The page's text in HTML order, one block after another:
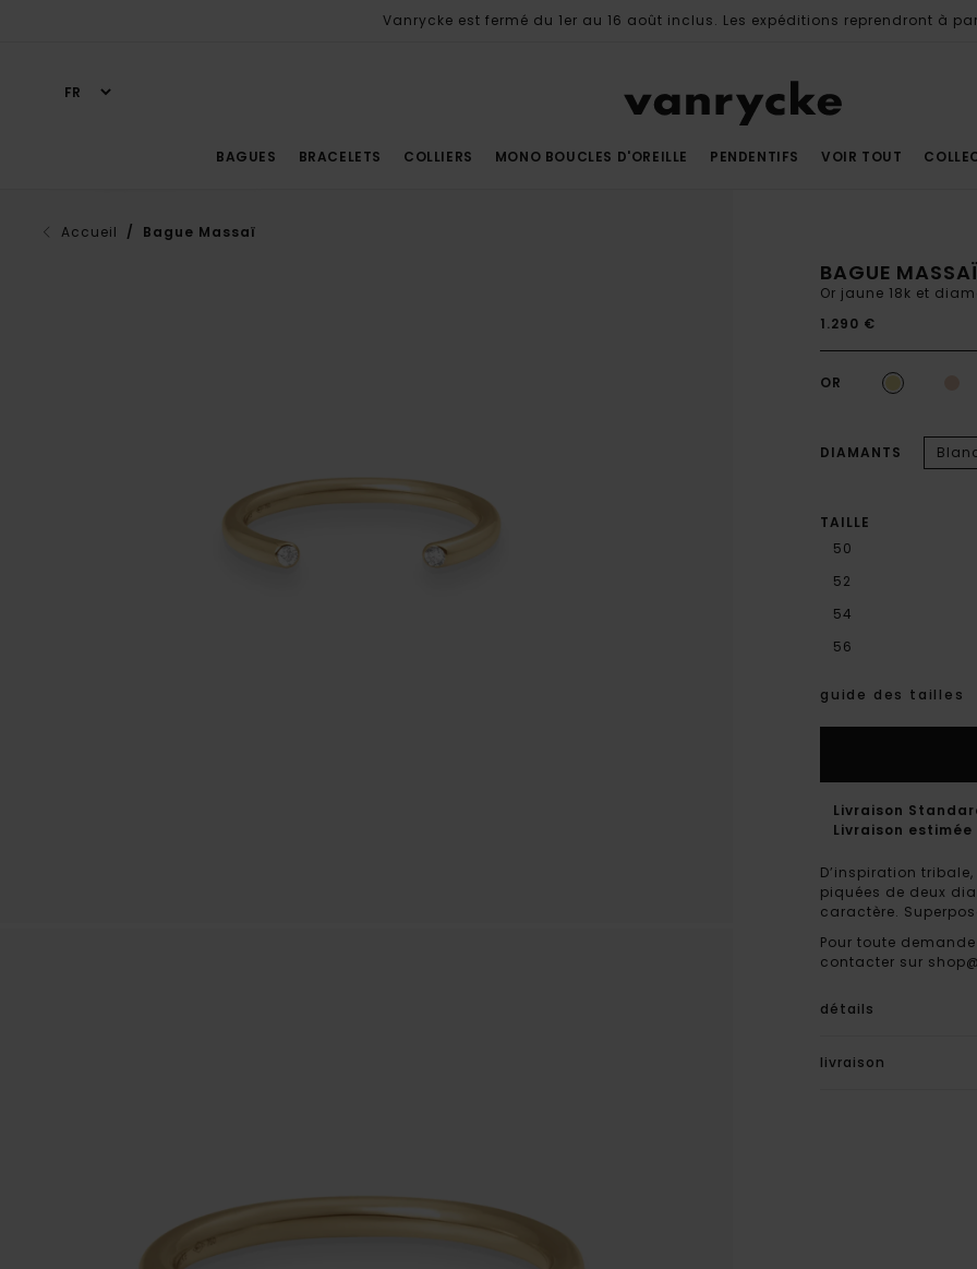
Vanrycke est fermé du 1er au 16 août inclus. Les expéditions reprendront à
BAGUES BRACELETS COLLIERS MONO BOUCLES D'OREILLE PENDENTIFS VOIR TOUT
Accueil / Bague Massaï
BAGUE
Or jaune 18k et
1.290 €
OR
DIAMANTS
TAILLE
50
52
54
56
guide des tailles
Livraison
Livraison
D’inspiration
piquées de deux
caractère.
Pour toute
contacter sur
détails
livraison